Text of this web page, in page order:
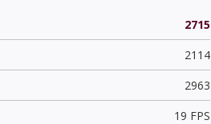
2715
2114
2963
19 FPS